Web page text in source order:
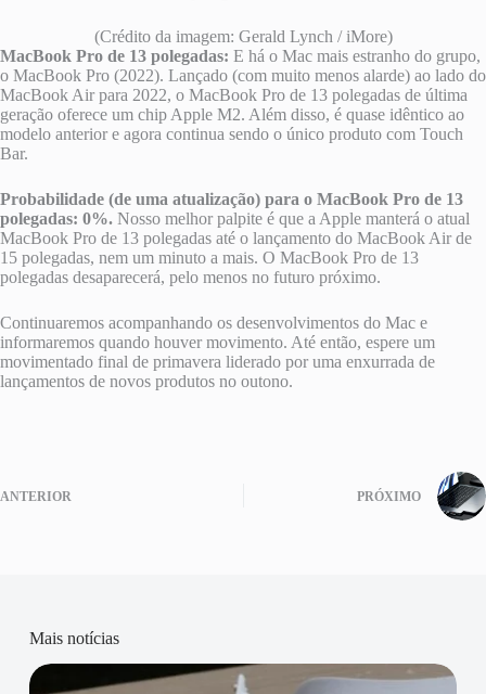
(Crédito da imagem: Gerald Lynch / iMore)
MacBook Pro de 13 polegadas: E há o Mac mais estranho do grupo,
o MacBook Pro (2022). Lançado (com muito menos alarde) ao lado do
MacBook Air para 2022, o MacBook Pro de 13 polegadas de última
geração oferece um chip Apple M2. Além disso, é quase idêntico ao
modelo anterior e agora continua sendo o único produto com Touch
Bar.
Probabilidade (de uma atualização) para o MacBook Pro de 13
polegadas: 0%. Nosso melhor palpite é que a Apple manterá o atual
MacBook Pro de 13 polegadas até o lançamento do MacBook Air de
15 polegadas, nem um minuto a mais. O MacBook Pro de 13
polegadas desaparecerá, pelo menos no futuro próximo.
Continuaremos acompanhando os desenvolvimentos do Mac e
informaremos quando houver movimento. Até então, espere um
movimentado final de primavera liderado por uma enxurrada de
lançamentos de novos produtos no outono.
ANTERIOR PRÓXIMO
Mais notícias